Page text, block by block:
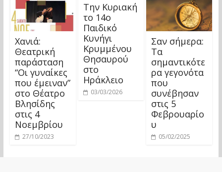
Χανιά:
Θεατρική
παράσταση
“Οι γυναίκες
που έμειναν”
στο Θέατρο
Βλησίδης
στις 4
Νοεμβρίου
27/10/2023
Την Κυριακή
το 14ο
Παιδικό
Κυνήγι
Κρυμμένου
Θησαυρού
στο
Ηράκλειο
03/03/2026
Σαν σήμερα:
Τα
σημαντικότε
ρα γεγονότα
που
συνέβησαν
στις 5
Φεβρουαρίο
υ
05/02/2025